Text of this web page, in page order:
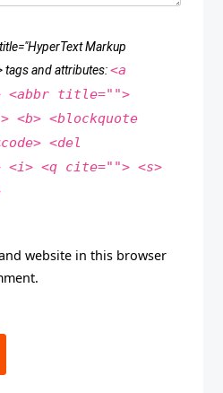
Markup
tags and attributes:<a
title="">
<b> <blockquote
<del
<i> <q cite=""> <s>
website in this browser